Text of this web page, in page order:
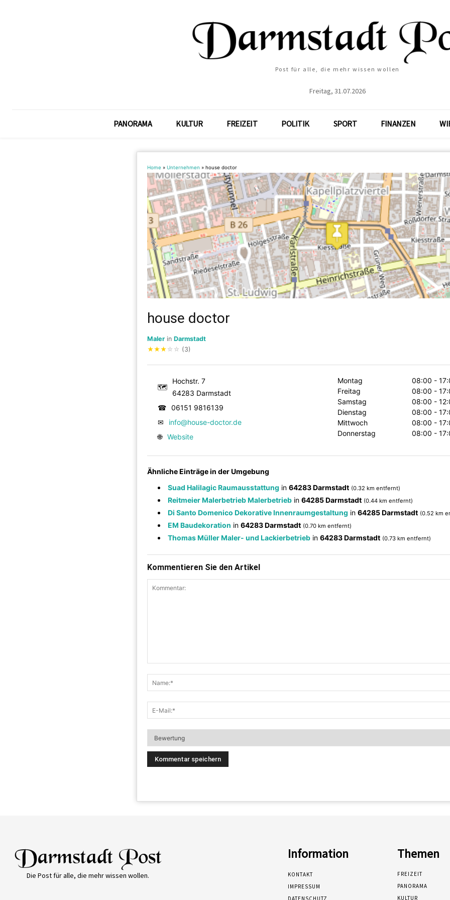
Post für alle, die mehr wissen wollen
Freitag, 31.07.2026
PANORAMA KULTUR FREIZEIT POLITIK SPORT FINANZEN
Home » Unternehmen » house doctor
house doctor
Maler in Darmstadt
★★★ ☆ ☆ (3)
🗺
Hochstr. 7
64283 Darmstadt
☎ 06151 9816139
✉
info@house-doctor.de
🌐 Website
Montag
08:00 -
Freitag
08:00 -
Samstag
08:00 -
Dienstag
08:00 -
Mittwoch
08:00 -
Donnerstag
08:00 -
Ähnliche Einträge in der Umgebung
Suad Halilagic Raumausstattung in 64283 Darmstadt (0.32 km entfernt)
Reitmeier Malerbetrieb Malerbetrieb in 64285 Darmstadt (0.44 km entfernt)
Di Santo Domenico Dekorative Innenraumgestaltung in 64285 Darmstadt (0.52 km
EM Baudekoration in 64283 Darmstadt (0.70 km entfernt)
Thomas Müller Maler- und Lackierbetrieb in 64283 Darmstadt (0.73 km entfernt)
Kommentieren Sie den Artikel
Die Post für alle, die mehr wissen wollen.
Information
KONTAKT
IMPRESSUM
DATENSCHUTZ
Themen
FREIZEIT
PANORAMA
KULTUR